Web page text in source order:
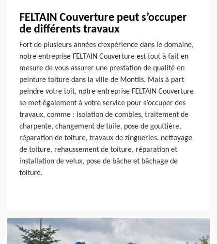
FELTAIN Couverture peut s’occuper
de différents travaux
Fort de plusieurs années d’expérience dans le domaine,
notre entreprise FELTAIN Couverture est tout à fait en
mesure de vous assurer une prestation de qualité en
peinture toiture dans la ville de Montils. Mais à part
peindre votre toit, notre entreprise FELTAIN Couverture
se met également à votre service pour s’occuper des
travaux, comme : isolation de combles, traitement de
charpente, changement de tuile, pose de gouttière,
réparation de toiture, travaux de zingueries, nettoyage
de toiture, rehaussement de toiture, réparation et
installation de velux, pose de bâche et bâchage de
toiture.